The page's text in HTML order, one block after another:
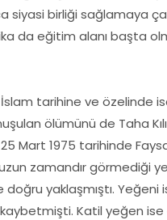
siyasi birliği sağlamaya
da eğitim alanı başta
tarihine ve özelinde
ölümünü de Taha
25 Mart 1975 tarihinde
zamandır görmediği
yaklaşmıştı. Yeğeni
Katil yeğen ise